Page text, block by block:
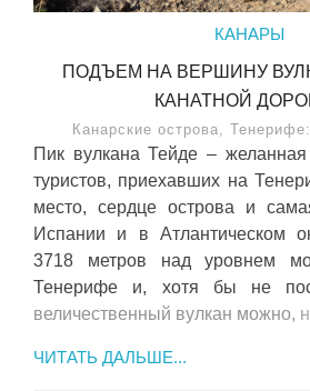
КАНАРЫ
ПОДЪЕМ НА ВЕРШИНУ
КАНАТНОЙ
Канарские острова,
Пик вулкана Тейде –
туристов, приехавших на
место, сердце острова и
Испании и в Атлантическом
3718 метров над уровнем
Тенерифе и, хотя бы не
величественный вулкан можно,
ЧИТАТЬ ДАЛЬШЕ...